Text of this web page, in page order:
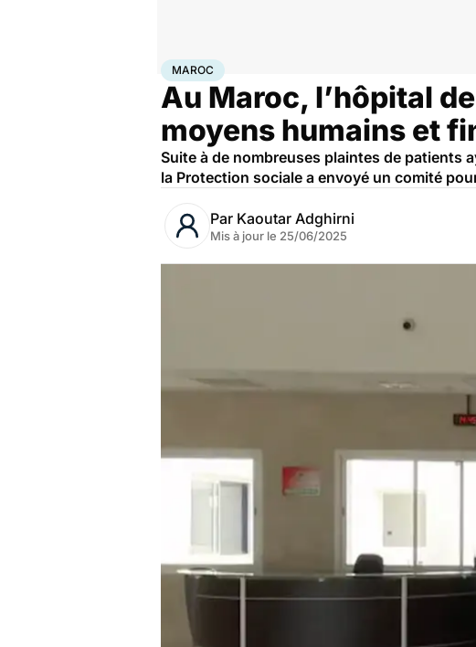
AccueilSanté
MAROC
Au Maroc, l’hôpital
moyens humains et
Suite à de nombreuses plaintes de patients
la Protection sociale a envoyé un comité
Par Kaoutar Adghirni
Mis à jour le 25/06/2025